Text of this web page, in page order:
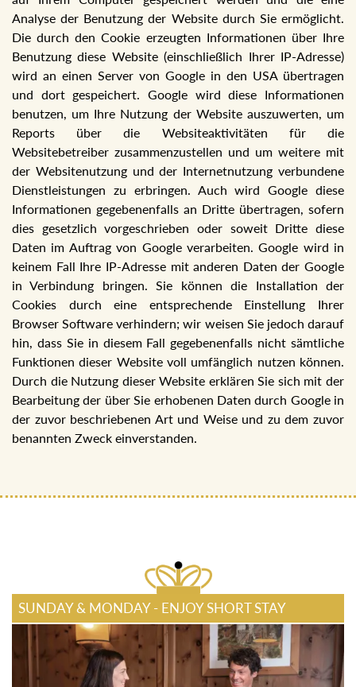
Analyse der Benutzung der Website durch Sie ermöglicht.
Die durch den Cookie erzeugten Informationen über Ihre
Benutzung diese Website (einschließlich Ihrer IP-Adresse)
wird an einen Server von Google in den USA übertragen
und dort gespeichert. Google wird diese Informationen
benutzen, um Ihre Nutzung der Website auszuwerten, um
Reports über die Websiteaktivitäten für die
Websitebetreiber zusammenzustellen und um weitere mit
der Websitenutzung und der Internetnutzung verbundene
Dienstleistungen zu erbringen. Auch wird Google diese
Informationen gegebenenfalls an Dritte übertragen, sofern
dies gesetzlich vorgeschrieben oder soweit Dritte diese
Daten im Auftrag von Google verarbeiten. Google wird in
keinem Fall Ihre IP-Adresse mit anderen Daten der Google
in Verbindung bringen. Sie können die Installation der
Cookies durch eine entsprechende Einstellung Ihrer
Browser Software verhindern; wir weisen Sie jedoch darauf
hin, dass Sie in diesem Fall gegebenenfalls nicht sämtliche
Funktionen dieser Website voll umfänglich nutzen können.
Durch die Nutzung dieser Website erklären Sie sich mit der
Bearbeitung der über Sie erhobenen Daten durch Google in
der zuvor beschriebenen Art und Weise und zu dem zuvor
benannten Zweck einverstanden.
SUNDAY & MONDAY - ENJOY SHORT STAY